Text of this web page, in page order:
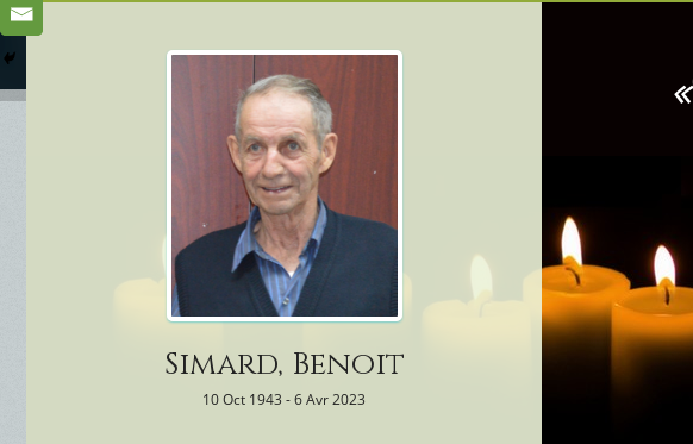
Services Funéraires
Simard, Benoit
10 Oct 1943 - 6 Avr 2023